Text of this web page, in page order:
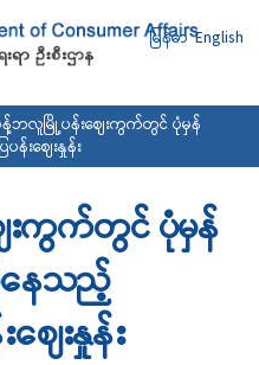
မြန်မာ English
ဘလူမြို့ပန်းဈေးကွက်တွင် ပုံမှန်
န်းဈေးနှုန်း
ကွက်တွင် ပုံမှန်
နေသည့်
ဈေးနှုန်း